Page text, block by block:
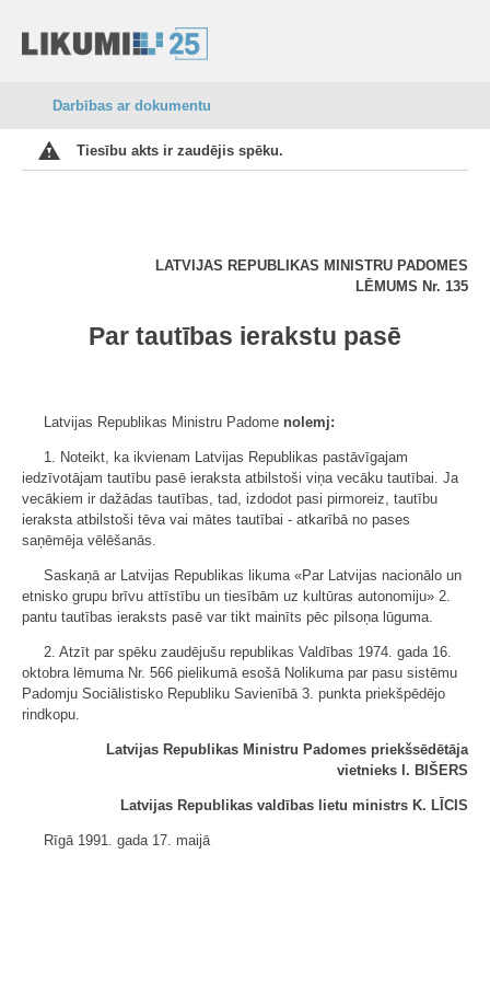
Darbības ar dokumentu
Tiesību akts ir zaudējis spēku.
LATVIJAS REPUBLIKAS MINISTRU PADOMES
LĒMUMS Nr. 135
Par tautības ierakstu pasē
Latvijas Republikas Ministru Padome nolemj:
1. Noteikt, ka ikvienam Latvijas Republikas pastāvīgajam
iedzīvotājam tautību pasē ieraksta atbilstoši viņa vecāku tautībai. Ja
vecākiem ir dažādas tautības, tad, izdodot pasi pirmoreiz, tautību
ieraksta atbilstoši tēva vai mātes tautībai - atkarībā no pases
saņēmēja vēlēšanās.
Saskaņā ar Latvijas Republikas likuma «Par Latvijas nacionālo un
etnisko grupu brīvu attīstību un tiesībām uz kultūras autonomiju» 2.
pantu tautības ieraksts pasē var tikt mainīts pēc pilsoņa lūguma.
2. Atzīt par spēku zaudējušu republikas Valdības 1974. gada 16.
oktobra lēmuma Nr. 566 pielikumā esošā Nolikuma par pasu sistēmu
Padomju Sociālistisko Republiku Savienībā 3. punkta priekšpēdējo
rindkopu.
Latvijas Republikas Ministru Padomes priekšsēdētāja
vietnieks I. BIŠERS
Latvijas Republikas valdības lietu ministrs K. LĪCIS
Rīgā 1991. gada 17. maijā